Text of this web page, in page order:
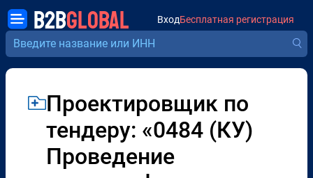
B2BGLOBAL ВходБесплатная регистрация
Проектировщик по
тендеру: «0484 (КУ)
Проведение